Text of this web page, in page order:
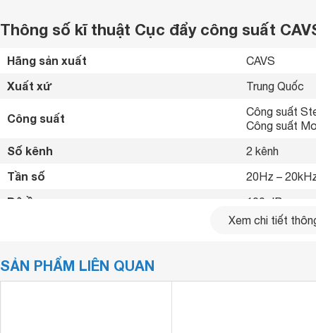
Thông số kĩ thuật Cục đẩy công suất
Hãng sản xuất CAVS
Xuất xứ Trung Quốc
Công suất
Công suất
Công suất
Số kênh 2 kênh
Tần số 20Hz –
Độ ồn 100 dB
0.775V/1.44V
Nguồn 220V- 50Hz
Xem chi tiết
SẢN PHẨM LIÊN QUAN